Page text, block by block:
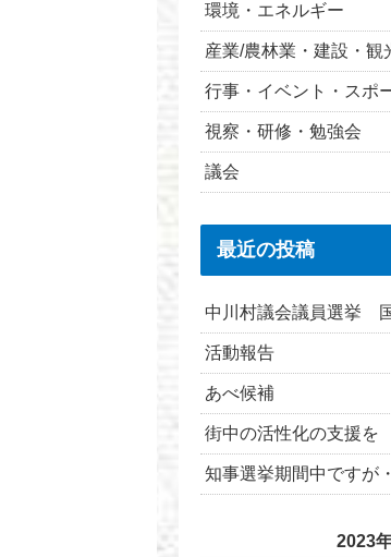
環境・エネルギー
産業/農林業・建設・観
行事・イベント・スポ
視察・研修・勉強会
議会
最近の投稿
中川村議会議員選挙
活動報告
あべ候補
街中の活性化の支援を
知事選挙期間中ですが
2023